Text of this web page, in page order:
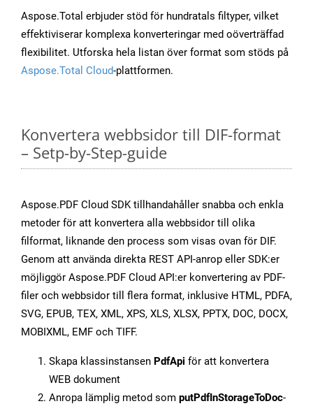
Aspose.Total erbjuder stöd för hundratals filtyper, vilket
effektiviserar komplexa konverteringar med oöverträffad
flexibilitet. Utforska hela listan över format som stöds på
Aspose.Total Cloud-plattformen.
Konvertera webbsidor till DIF-format
– Setp-by-Step-guide
Aspose.PDF Cloud SDK tillhandahåller snabba och enkla
metoder för att konvertera alla webbsidor till olika
filformat, liknande den process som visas ovan för DIF.
Genom att använda direkta REST API-anrop eller SDK:er
möjliggör Aspose.PDF Cloud API:er konvertering av PDF-
filer och webbsidor till flera format, inklusive HTML, PDFA,
SVG, EPUB, TEX, XML, XPS, XLS, XLSX, PPTX, DOC, DOCX,
MOBIXML, EMF och TIFF.
Skapa klassinstansen PdfApi för att konvertera
WEB dokument
Anropa lämplig metod som putPdfInStorageToDoc-